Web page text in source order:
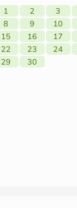
1
2 3
8 9 10
15 16 17
22 23 24
29 30